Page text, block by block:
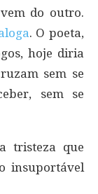
do outro.
. O poeta,
hoje diria
sem se
sem se
tristeza que
insuportável